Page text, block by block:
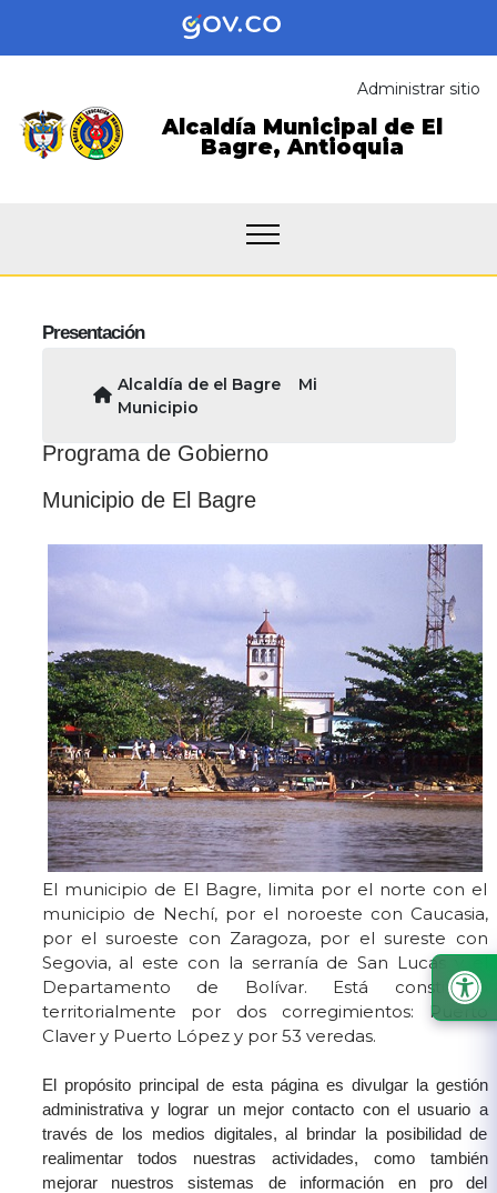
Administrar sitio
Alcaldía Municipal de El
Bagre,Antioquia
Presentación
Alcaldía de el Bagre
Mi
Municipio
​P​rograma de Gobierno​
​Municipio de El Bagre
El municipio ​de El Bagre, limita por el norte con el
municipio de Nechí, por el noroeste con Caucasia,
por el suroeste con Zaragoza, por el sureste con
Segovia, al este con la serranía de San Lucas y el
Departamento de Bolívar. Está​ constituido
territorialmente por dos corregimientos: Puerto
Claver y Puerto López y por 53 veredas.
El propósito principal de esta página es divulgar la gestión
administrativa y lograr un mejor contacto con el usuario a
través de los medios digitales, al brindar la posibilidad de
realimentar todos nuestras actividades, como también
mejorar nuestros​ sistemas de información en pro del